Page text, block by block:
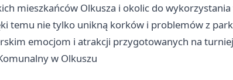
mieszkańców Olkusza i okolic do
temu nie tylko unikną korków i problemów z
emocjom i atrakcji przygotowanych na
w Olkuszu